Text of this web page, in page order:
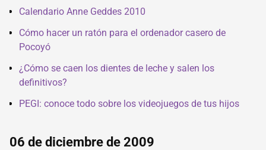
Calendario Anne Geddes 2010
Cómo hacer un ratón para el ordenador casero de
Pocoyó
¿Cómo se caen los dientes de leche y salen los
definitivos?
PEGI: conoce todo sobre los videojuegos de tus hijos
06 de diciembre de 2009